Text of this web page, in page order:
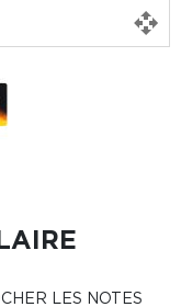
LES NOTES